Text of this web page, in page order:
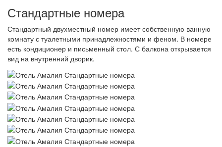
Стандартные номера
Стандартный двухместный номер имеет собственную ванную
комнату с туалетными принадлежностями и феном. В номере
есть кондиционер и письменный стол. С балкона открывается
вид на внутренний дворик.